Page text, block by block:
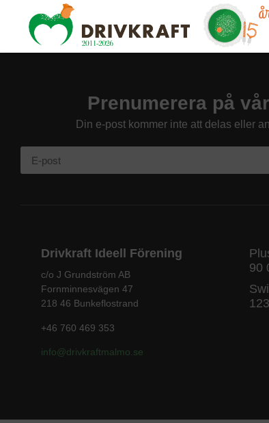
Prenumerera på
Din e-post kommer inte att delas eller
Drivkraft Ideell Förening
c/o J Grundström AB
Fornminnesvägen 47
218 46 Bunkeflostrand
+46 760 469 353
info@drivkraftmalmo .se
90